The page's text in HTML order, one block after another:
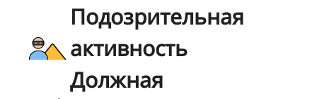
Подозрительная
активность
Должная